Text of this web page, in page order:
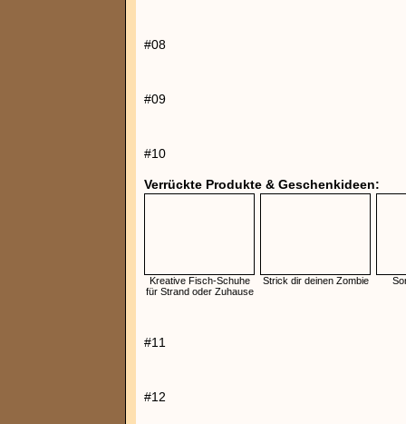
#08
#09
#10
Verrückte Produkte & Geschenkideen:
Kreative Fisch-Schuhe
für Strand oder Zuhause
Strick dir deinen Zombie
#11
#12